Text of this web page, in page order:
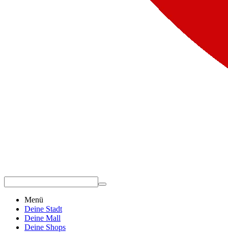
Menü
Deine Stadt
Deine Mall
Deine Shops